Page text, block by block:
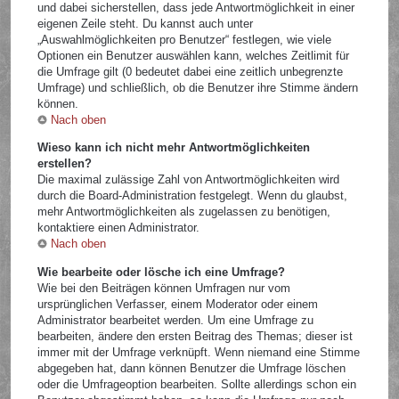
und dabei sicherstellen, dass jede Antwortmöglichkeit in einer
eigenen Zeile steht. Du kannst auch unter
„Auswahlmöglichkeiten pro Benutzer“ festlegen, wie viele
Optionen ein Benutzer auswählen kann, welches Zeitlimit für
die Umfrage gilt (0 bedeutet dabei eine zeitlich unbegrenzte
Umfrage) und schließlich, ob die Benutzer ihre Stimme ändern
können.
Nach oben
Wieso kann ich nicht mehr Antwortmöglichkeiten
erstellen?
Die maximal zulässige Zahl von Antwortmöglichkeiten wird
durch die Board-Administration festgelegt. Wenn du glaubst,
mehr Antwortmöglichkeiten als zugelassen zu benötigen,
kontaktiere einen Administrator.
Nach oben
Wie bearbeite oder lösche ich eine Umfrage?
Wie bei den Beiträgen können Umfragen nur vom
ursprünglichen Verfasser, einem Moderator oder einem
Administrator bearbeitet werden. Um eine Umfrage zu
bearbeiten, ändere den ersten Beitrag des Themas; dieser ist
immer mit der Umfrage verknüpft. Wenn niemand eine Stimme
abgegeben hat, dann können Benutzer die Umfrage löschen
oder die Umfrageoption bearbeiten. Sollte allerdings schon ein